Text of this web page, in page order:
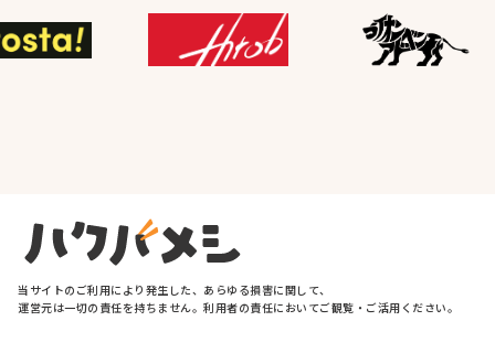
当サイトの ご利用に より 発生した、 あらゆる損害に関して、
運営元は一切の 責任を持ちません。 利用者の責任に おいてご観覧・ ご活用 ください。